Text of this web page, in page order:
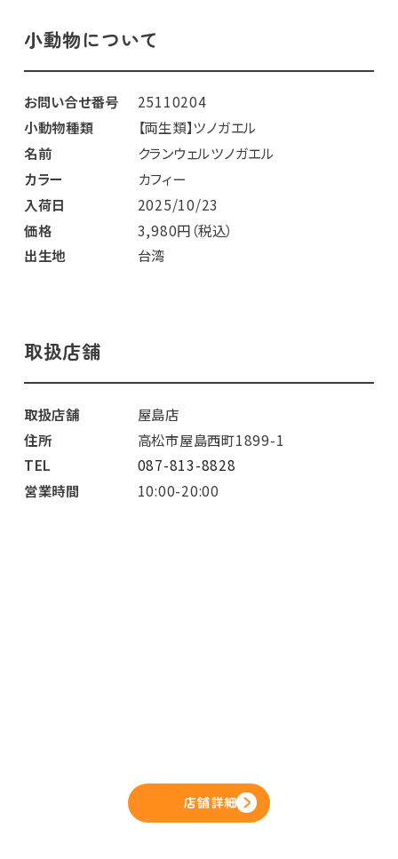
小動物について
お問い合せ番号
25110204
小動物種類
【両生類】ツノガエル
名前
クランウェルツノガエル
カラー
カフィー
入荷日
2025/10/23
価格
3,980円（税込）
出生地
台湾
取扱店舗
取扱店舗
屋島店
住所
高松市屋島西町1899-1
TEL
087-813-8828
営業時間
10:00-20:00
店舗詳細